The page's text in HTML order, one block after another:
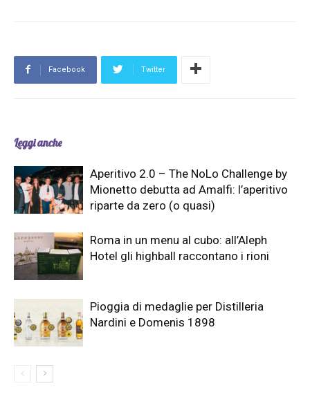
Facebook Twitter
Leggi anche
Aperitivo 2.0 – The NoLo Challenge by
Mionetto debutta ad Amalfi: l’aperitivo
riparte da zero (o quasi)
Roma in un menu al cubo: all’Aleph
Hotel gli highball raccontano i rioni
Pioggia di medaglie per Distilleria
Nardini e Domenis 1898